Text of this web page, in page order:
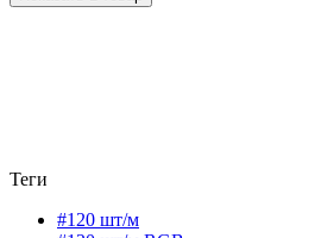
Теги
#120 шт/м